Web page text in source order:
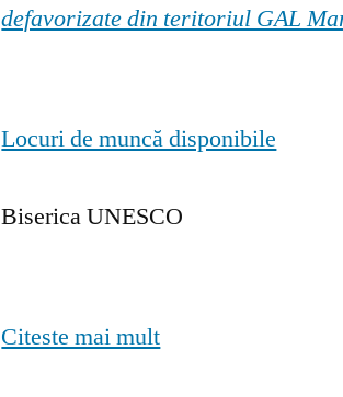
defavorizate din teritoriul GAL
Locuri de muncă disponibile
Biserica UNESCO
Citeste mai mult